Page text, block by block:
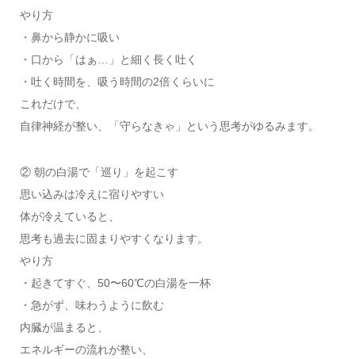
やり方
・鼻から静かに吸い
・口から「はぁ…」と細く長く吐く
・吐く時間を、吸う時間の2倍くらいに
これだけで、
自律神経が整い、「守らなきゃ」という思考がゆるみます。
② 朝の白湯で「巡り」を起こす
思い込みは冷えに宿りやすい
体が冷えていると、
思考も過去に固まりやすくなります。
やり方
・起きてすぐ、50〜60℃の白湯を一杯
・急がず、味わうように飲む
内臓が温まると、
エネルギーの流れが整い、